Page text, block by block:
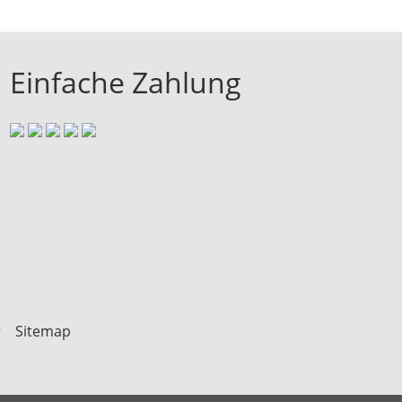
Einfache Zahlung
Sitemap